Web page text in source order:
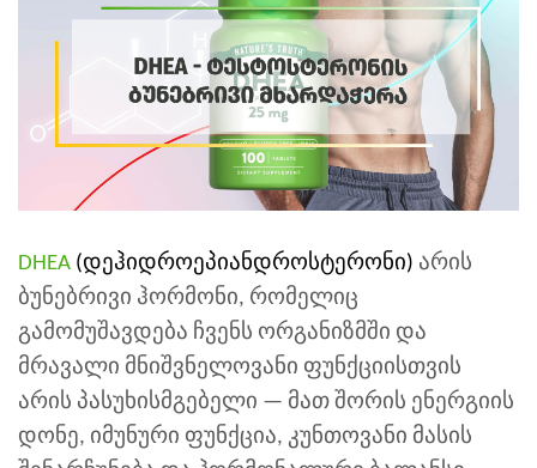
DHEA (დეჰიდროეპიანდროსტერონი) არის
ბუნებრივი ჰორმონი, რომელიც
გამომუშავდება ჩვენს ორგანიზმში და
მრავალი მნიშვნელოვანი ფუნქციისთვის
არის პასუხისმგებელი — მათ შორის ენერგიის
დონე, იმუნური ფუნქცია, კუნთოვანი მასის